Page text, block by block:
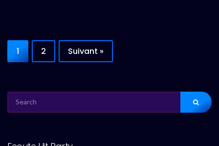
1 2 Suivant »
FOR: